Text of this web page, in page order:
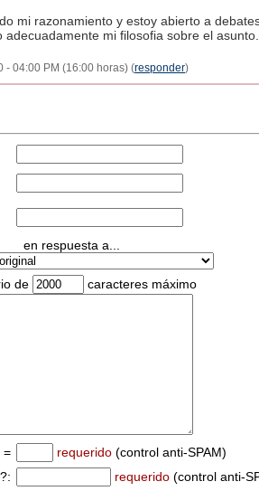
mi razonamiento y estoy abierto a
mi filosofia sobre el asunto.
- 04:00 PM (16:00 horas) (responder)
en respuesta a...
de caracteres máximo
= requerido (control anti-SPAM)
requerido (control anti-